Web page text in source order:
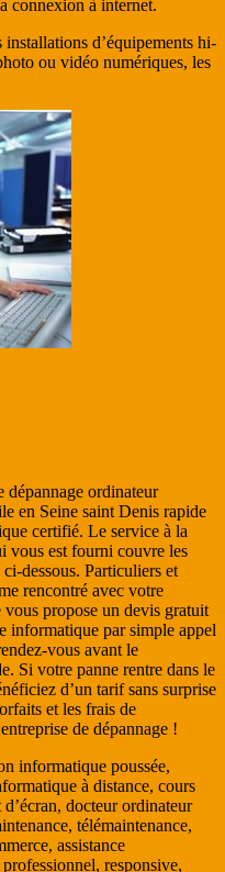
connexion à internet.
d’équipements hi-
ou vidéo numériques, les
dépannage ordinateur
en Seine saint Denis rapide
certifié. Le service à la
vous est fourni couvre les
dessous. Particuliers et
rencontré avec votre
propose un devis gratuit
informatique par simple appel
vous avant le
Si votre panne rentre dans le
d’un tarif sans surprise
et les frais de
de dépannage !
informatique poussée,
à distance, cours
docteur ordinateur
télémaintenance,
assistance
responsive,